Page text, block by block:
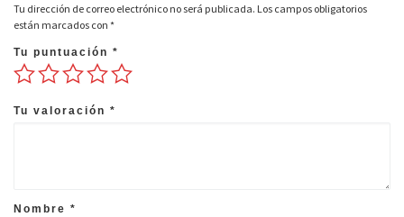
Tu dirección de correo electrónico no será publicada. Los campos obligatorios
están marcados con *
Tu puntuación *
Tu valoración *
Nombre *